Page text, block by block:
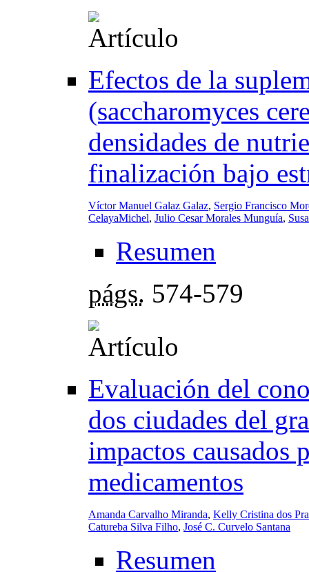
Efectos de la
(saccharomyces
densidades de
finalización bajo
Víctor Manuel Galaz Galaz, Sergio Francisco
CelayaMichel, Julio Cesar Morales Munguía,
Resumen
págs. 574-579
Evaluación del
dos ciudades del
impactos causados
medicamentos
Amanda Carvalho Miranda, Kelly Cristina dos
Catureba Silva Filho, José C. Curvelo Santana
Resumen